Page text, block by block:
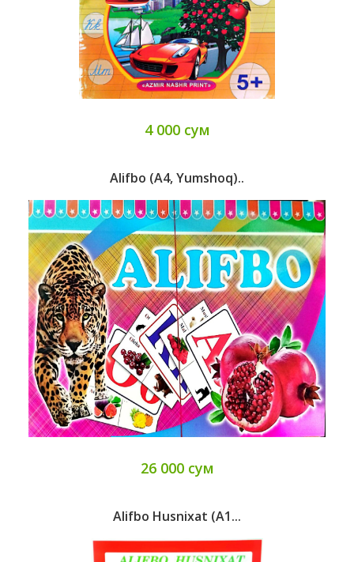
4 000 сум
Alifbo (А4, Yumshoq)..
26 000 сум
Alifbo Husnixat (A1...